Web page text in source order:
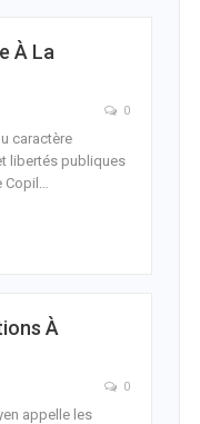
À La
0
caractère
libertés publiques
…
À
0
appelle les